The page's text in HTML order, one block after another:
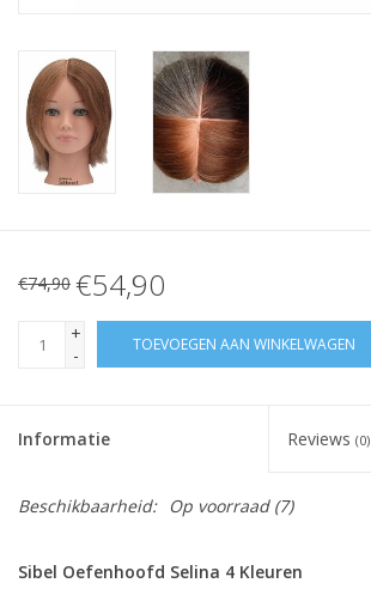
€74,90 €54,90
+
-
TOEVOEGEN AAN WINKELWAGEN
Informatie Reviews (0)
Beschikbaarheid: Op voorraad(7)
Sibel Oefenhoofd Selina 4 Kleuren